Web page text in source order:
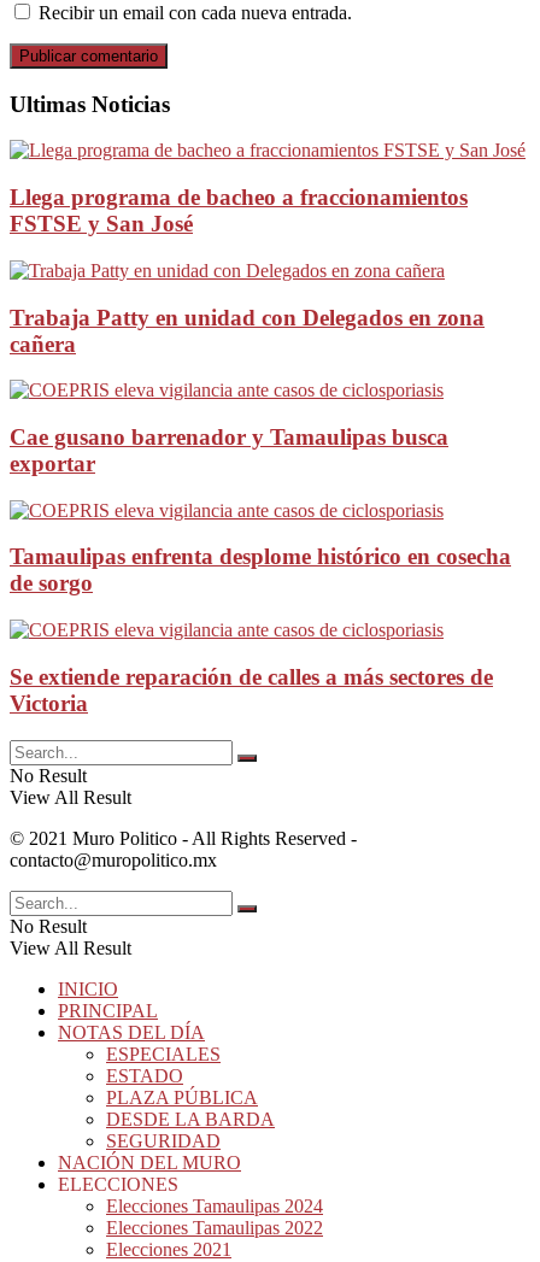
Recibir un email con cada nueva entrada.
Ultimas Noticias
Llega programa de bacheo a fraccionamientos
FSTSE y San José
Trabaja Patty en unidad con Delegados en zona
cañera
Cae gusano barrenador y Tamaulipas busca
exportar
Tamaulipas enfrenta desplome histórico en cosecha
de sorgo
Se extiende reparación de calles a más sectores de
Victoria
No Result
View All Result
© 2021 Muro Politico - All Rights Reserved -
contacto@muropolitico.mx
No Result
View All Result
INICIO
PRINCIPAL
NOTAS DEL DÍA
ESPECIALES
ESTADO
PLAZA PÚBLICA
DESDE LA BARDA
SEGURIDAD
NACIÓN DEL MURO
ELECCIONES
Elecciones Tamaulipas 2024
Elecciones Tamaulipas 2022
Elecciones 2021